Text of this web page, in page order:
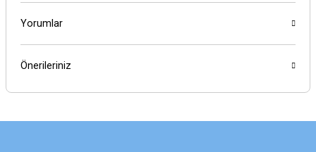
Yorumlar
Önerileriniz